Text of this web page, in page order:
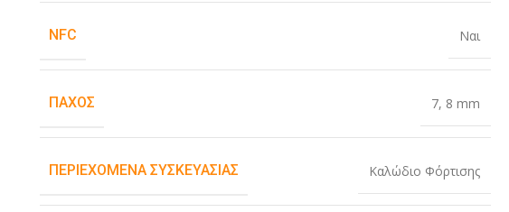
NFC Ναι
ΠΆΧΟΣ 7, 8 mm
ΠΕΡΙΕΧΌΜΕΝΑ ΣΥΣΚΕΥΑΣΊΑΣ Καλώδιο Φόρτισης